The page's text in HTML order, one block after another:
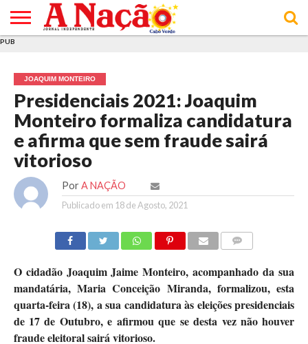
E DE
COOKIES
DE
UTILIZAÇÃO
PUB
JOAQUIM MONTEIRO
Presidenciais 2021: Joaquim
Monteiro formaliza candidatura
e afirma que sem fraude sairá
vitorioso
Por A NAÇÃO
Publicado em 18 de Agosto, 2021
O cidadão Joaquim Jaime Monteiro, acompanhado da sua
mandatária, Maria Conceição Miranda, formalizou, esta
quarta-feira (18), a sua candidatura às eleições presidenciais
de 17 de Outubro, e afirmou que se desta vez não houver
fraude eleitoral sairá vitorioso.